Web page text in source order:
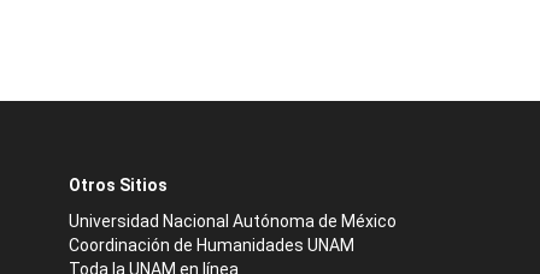
Otros Sitios
Universidad Nacional Autónoma de México
Coordinación de Humanidades UNAM
Toda la UNAM en línea